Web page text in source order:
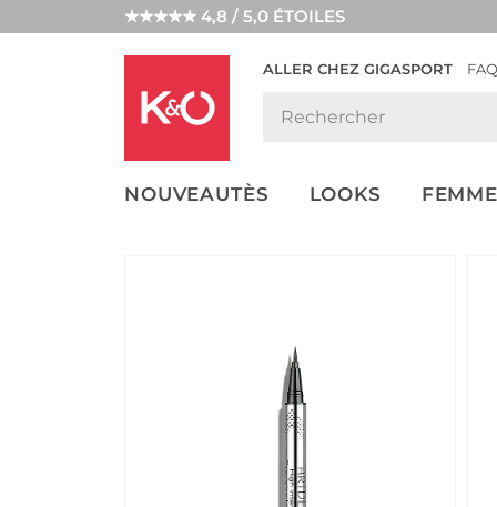
★★★★★ 4,8 / 5,0 ÉTOILES
ALLER CHEZ GIGASPORT FAQ
NOUVEAUTÈS LOOKS
LOOKS
WEDDING